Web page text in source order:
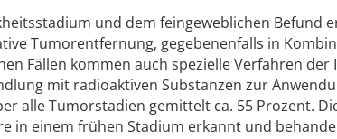
und dem feingeweblichen Befund
Tumorentfernung, gegebenenfalls in
Fällen kommen auch spezielle Verfahren
mit radioaktiven Substanzen zur
alle Tumorstadien gemittelt ca. 55 Prozent.
in einem frühen Stadium erkannt und